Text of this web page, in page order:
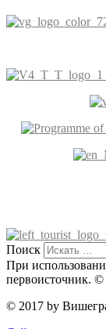
Поиск
При
первоисточник. ©
© 2017 by